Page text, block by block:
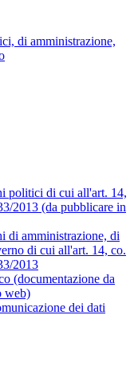
di amministrazione,
politici di cui all'art. 14,
2013 (da pubblicare in
di amministrazione, di
di cui all'art. 14, co.
2013
(documentazione da
web)
dei dati